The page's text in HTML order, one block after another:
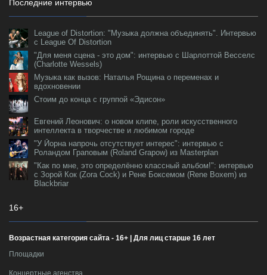
Последние интервью
League of Distortion: "Музыка должна объединять". Интервью
с League Of Distortion
"Для меня сцена - это дом": интервью с Шарлоттой Весселс
(Charlotte Wessels)
Музыка как вызов: Наталья Рощина о переменах и
вдохновении
Стоим до конца с группой «Эдисон»
Евгений Леонович: о новом клипе, роли искусственного
интеллекта в творчестве и любимом городе
"У Йорна напрочь отсутствует интерес": интервью с
Роландом Граповым (Roland Grapow) из Masterplan
"Как по мне, это определённо классный альбом!": интервью
с Зорой Кок (Zora Cock) и Рене Боксемом (Rene Boxem) из
Blackbriar
16+
Возрастная категория сайта - 16+ | Для лиц старше 16 лет
Площадки
Концертные агенства